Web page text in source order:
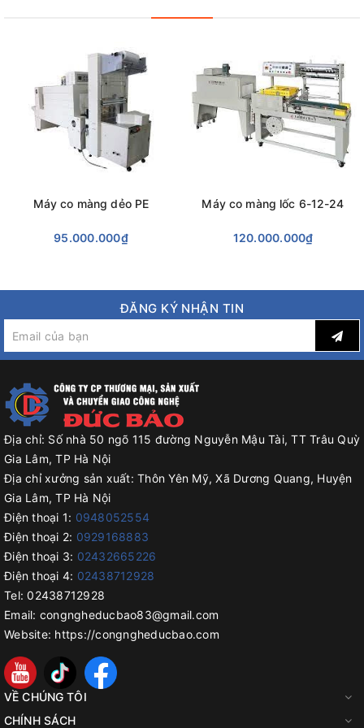
> Chế độ hậu mãi cao, giá thành rẻ nhất Miền Bắc
> Phục vụ 24/24 khi quý khách đặt hàng qua Hotline:
0929168883
Xin cảm ơn quý khách hàng đã tin tưởng sử dụng sản phẩm
trong suốt thời gian qua!
Máy co màng dẻo PE
95.000.000₫
Máy co màng lốc 6-12-24
120.000.000₫
ĐĂNG KÝ NHẬN TIN
Địa chỉ: Số nhà 50 ngõ 115 đường Nguyễn Mậu Tài, TT Trâu Quỳ
Gia Lâm, TP Hà Nội
Địa chỉ xưởng sản xuất: Thôn Yên Mỹ, Xã Dương Quang, Huyện
Gia Lâm, TP Hà Nội
Điện thoại 1: 0948052554
Điện thoại 2: 0929168883
Điện thoại 3: 02432665226
Điện thoại 4: 02438712928
Tel: 02438712928
Email: congngheducbao83@gmail.com
Website: https://congngheducbao.com
VỀ CHÚNG TÔI
CHÍNH SÁCH